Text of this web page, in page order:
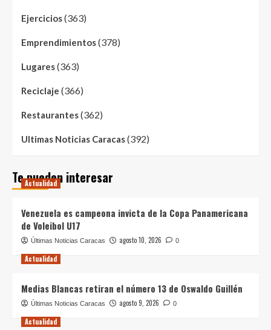
Ejercicios(363)
Emprendimientos(378)
Lugares(363)
Reciclaje (366)
Restaurantes(362)
Ultimas Noticias Caracas(392)
Te pueden interesar
Actualidad
Venezuela es campeona invicta de la Copa Panamericana
de Voleibol U17
Últimas Noticias Caracas agosto 10, 2026 0
Actualidad
Medias Blancas retiran el número 13 de Oswaldo Guillén
Últimas Noticias Caracas agosto 9, 2026 0
Actualidad